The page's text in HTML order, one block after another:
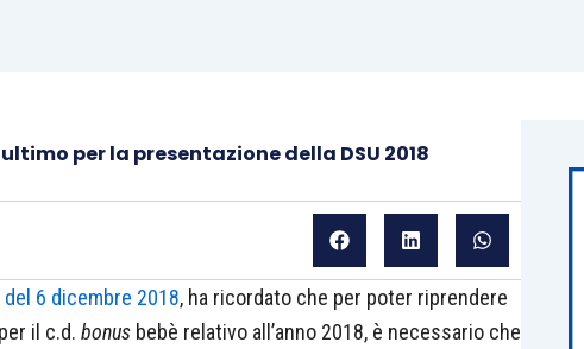
per la presentazione della DSU 2018
6 dicembre 2018, ha ricordato che per poter riprendere
il c.d. bonus bebè relativo all’anno 2018, è necessario che